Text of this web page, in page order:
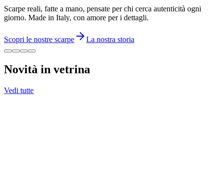
Scarpe reali, fatte a mano, pensate per chi cerca autenticità ogni
giorno. Made in Italy, con amore per i dettagli.
Scopri le nostre scarpe La nostra storia
Novità in vetrina
Vedi tutte